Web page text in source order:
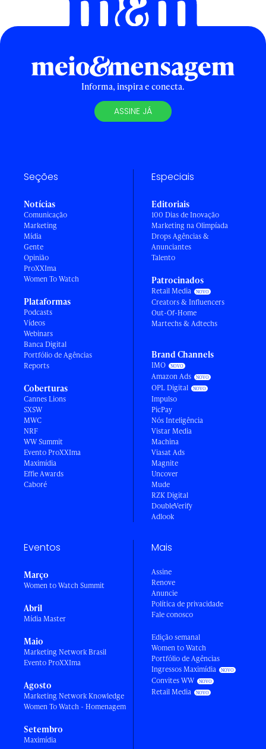
Informa, inspira e conecta.
ASSINE JÁ
Seções
Notícias
Comunicação
Marketing
Mídia
Gente
Opinião
ProXXIma
Women To Watch
Plataformas
Podcasts
Vídeos
Webinars
Banca Digital
Portfólio de Agências
Reports
Coberturas
Cannes Lions
SXSW
MWC
NRF
WW Summit
Evento ProXXIma
Maximídia
Effie Awards
Caboré
Especiais
Editoriais
100 Dias de Inovação
Marketing na Olimpíada
Drops Agências &
Anunciantes
Talento
Patrocinados
Retail Media
Creators & Influencers
Out-Of-Home
Martechs & Adtechs
Brand Channels
IMO
Amazon Ads
OPL Digital
Impulso
PicPay
Nós Inteligência
Vistar Media
Machina
Viasat Ads
Magnite
Uncover
Mude
RZK Digital
DoubleVerify
Adlook
Eventos
Março
Women to Watch Summit
Abril
Mídia Master
Maio
Marketing Network Brasil
Evento ProXXIma
Agosto
Marketing Network Knowledge
Women To Watch - Homenagem
Setembro
Maximídia
Mais
Assine
Renove
Anuncie
Política de privacidade
Fale conosco
Edição semanal
Women to Watch
Portfólio de Agências
Ingressos Maximídia
Convites WW
Retail Media